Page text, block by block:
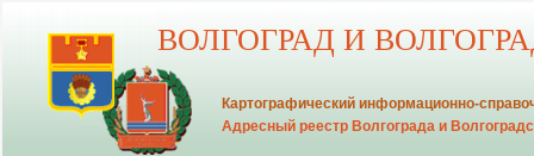
ВОЛГОГРАД И
Картографический информационно-
Адресный реестр Волгограда и